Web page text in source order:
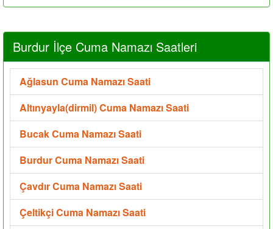
Burdur İlçe Cuma Namazı Saatleri
Ağlasun Cuma Namazı Saati
Altınyayla(dirmil) Cuma Namazı Saati
Bucak Cuma Namazı Saati
Burdur Cuma Namazı Saati
Çavdır Cuma Namazı Saati
Çeltikçi Cuma Namazı Saati